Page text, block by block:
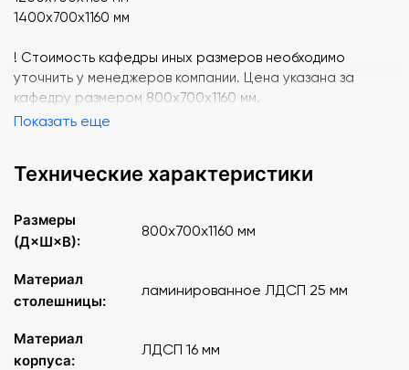
1400х700х1160 мм
! Стоимость кафедры иных размеров необходимо
уточнить у менеджеров компании. Цена указана за
кафедру размером 800х700х1160 мм.
Показать еще
Технические характеристики
Размеры
(Д×Ш×В):
800х700х1160 мм
Материал
столешницы:
ламинированное ЛДСП 25 мм
Материал
корпуса:
ЛДСП 16 мм